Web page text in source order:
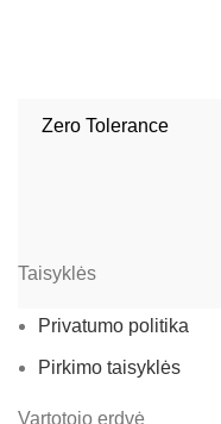
Zero Tolerance
Taisyklės
Privatumo politika
Pirkimo taisyklės
Vartotojo erdvė